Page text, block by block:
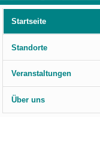
Startseite
Standorte
Veranstaltungen
Über uns